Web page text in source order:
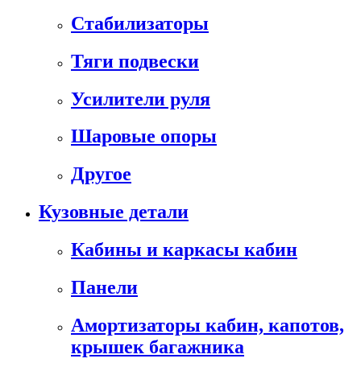
Стабилизаторы
Тяги подвески
Усилители руля
Шаровые опоры
Другое
Кузовные детали
Кабины и каркасы кабин
Панели
Амортизаторы кабин, капотов,
крышек багажника